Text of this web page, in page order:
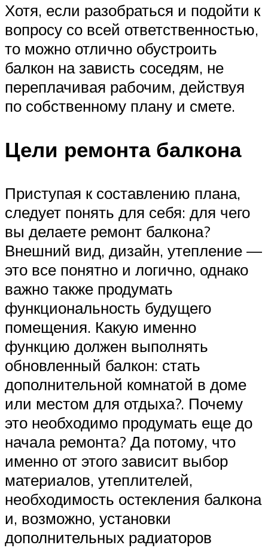
Хотя, если разобраться и подойти к
вопросу со всей ответственностью,
то можно отлично обустроить
балкон на зависть соседям, не
переплачивая рабочим, действуя
по собственному плану и смете.
Цели ремонта балкона
Приступая к составлению плана,
следует понять для себя: для чего
вы делаете ремонт балкона?
Внешний вид, дизайн, утепление —
это все понятно и логично, однако
важно также продумать
функциональность будущего
помещения. Какую именно
функцию должен выполнять
обновленный балкон: стать
дополнительной комнатой в доме
или местом для отдыха?. Почему
это необходимо продумать еще до
начала ремонта? Да потому, что
именно от этого зависит выбор
материалов, утеплителей,
необходимость остекления балкона
и, возможно, установки
дополнительных радиаторов